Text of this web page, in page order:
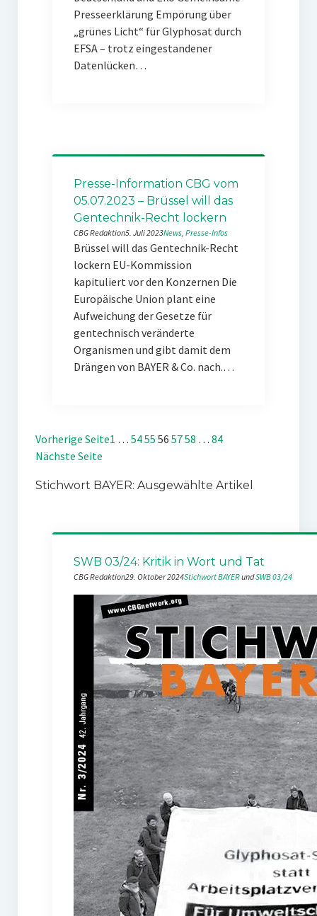
Presseerklärung Empörung über
„grünes Licht“ für Glyphosat durch
EFSA – trotz eingestandener
Datenlücken…
Presse-Information CBG vom
05.07.2023 – Brüssel will das
Gentechnik-Recht lockern
CBG Redaktion5. Juli 2023News, Presse-Infos
Brüssel will das Gentechnik-Recht
lockern EU-Kommission
kapituliert vor den Konzernen Die
Europäische Union plant eine
Aufweichung der Gesetze für
gentechnisch veränderte
Organismen und gibt damit dem
Drängen von BAYER & Co. nach.…
Vorherige Seite1 … 5455 56 5758 … 84
Nächste Seite
Stichwort BAYER: Ausgewählte Artikel
SWB 03/24: Kritik in Wort und Tat
CBG Redaktion29. Oktober 2024Stichwort BAYER und SWB 03/24